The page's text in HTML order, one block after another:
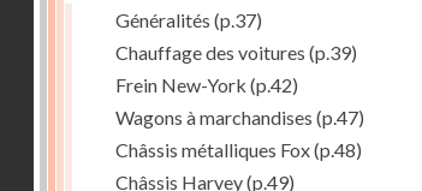
Généralités (p.37)
Chauffage des voitures (p.39)
Frein New-York (p.42)
Wagons à marchandises (p.47)
Châssis métalliques Fox(p.48)
Châssis Harvey(p.49)